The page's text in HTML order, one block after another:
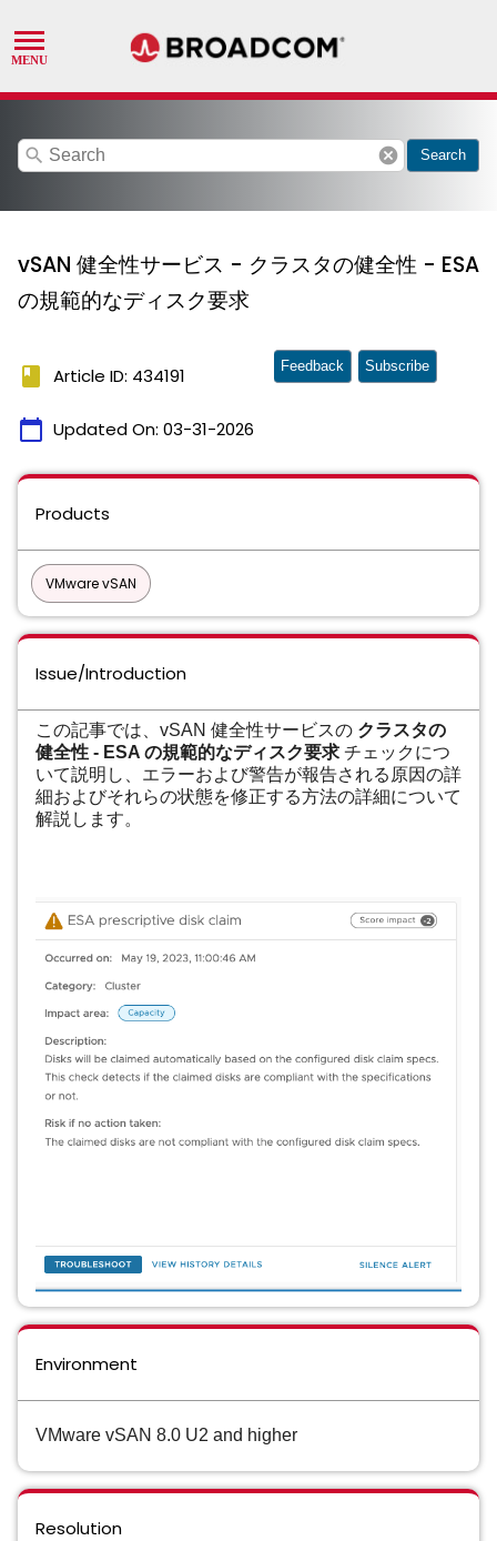
search cancel Search
vSAN 健全性サービス - クラスタの健全性 - ESA
の規範的なディスク要求
book Article ID: 434191
calendar_today Updated On: 03-31-2026
Feedback Subscribe
Products
VMware vSAN
Issue/Introduction
この記事では、vSAN 健全性サービスの クラスタの
健全性 - ESA の規範的なディスク要求 チェックにつ
いて説明し、エラーおよび警告が報告される原因の詳
細およびそれらの状態を修正する方法の詳細について
解説します。
Environment
VMware vSAN 8.0 U2 and higher
Resolution